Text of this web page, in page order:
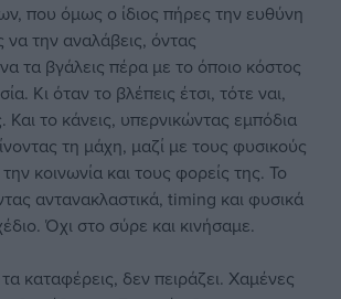
που όμως ο ίδιος πήρες την ευθύνη
την αναλάβεις, όντας
τα βγάλεις πέρα με το όποιο κόστος
Κι όταν το βλέπεις έτσι, τότε ναι,
Και το κάνεις, υπερνικώντας εμπόδια
τη μάχη, μαζί με τους φυσικούς
κοινωνία και τους φορείς της. Το
αντανακλαστικά, timing και φυσικά
Όχι στο σύρε και κινήσαμε.
καταφέρεις, δεν πειράζει. Χαμένες